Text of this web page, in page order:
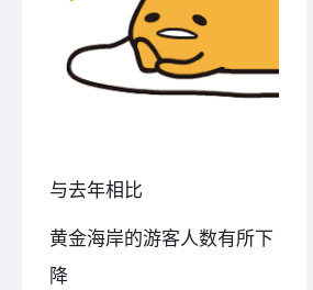
与去年相比
黄金海岸的游客人数有所下
降